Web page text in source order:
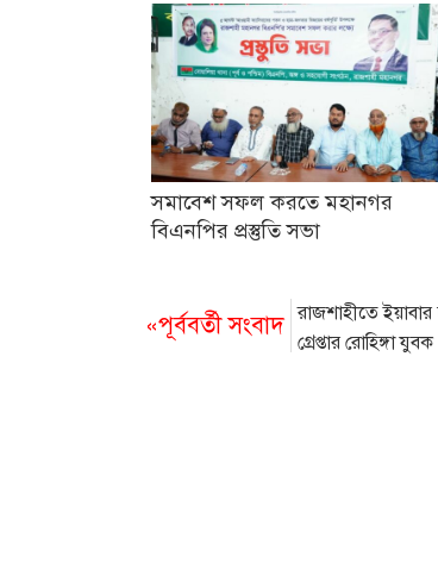
সমাবেশ সফল করতে মহানগর
বিএনপির প্রস্তুতি সভা
«পূর্ববর্তী সংবাদ রাজশাহীতে
গ্রেপ্তার রোহিঙ্গা যুবক